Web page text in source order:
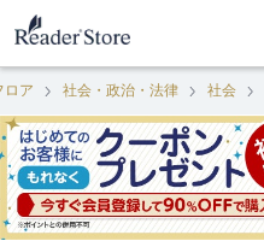
ロア 社会・政治・法律 社会